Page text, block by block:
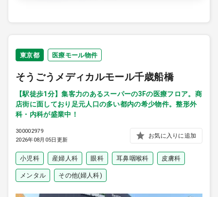
東京都 医療モール物件
そうごうメディカルモール千歳船橋
【駅徒歩1分】集客力のあるスーパーの3Fの医療フロア。商
店街に面しており足元人口の多い都内の希少物件。整形外
科・内科が盛業中！
300002979
2026年08月05日更新
お気に入りに追加
小児科 産婦人科 眼科 耳鼻咽喉科 皮膚科
メンタル その他(婦人科)